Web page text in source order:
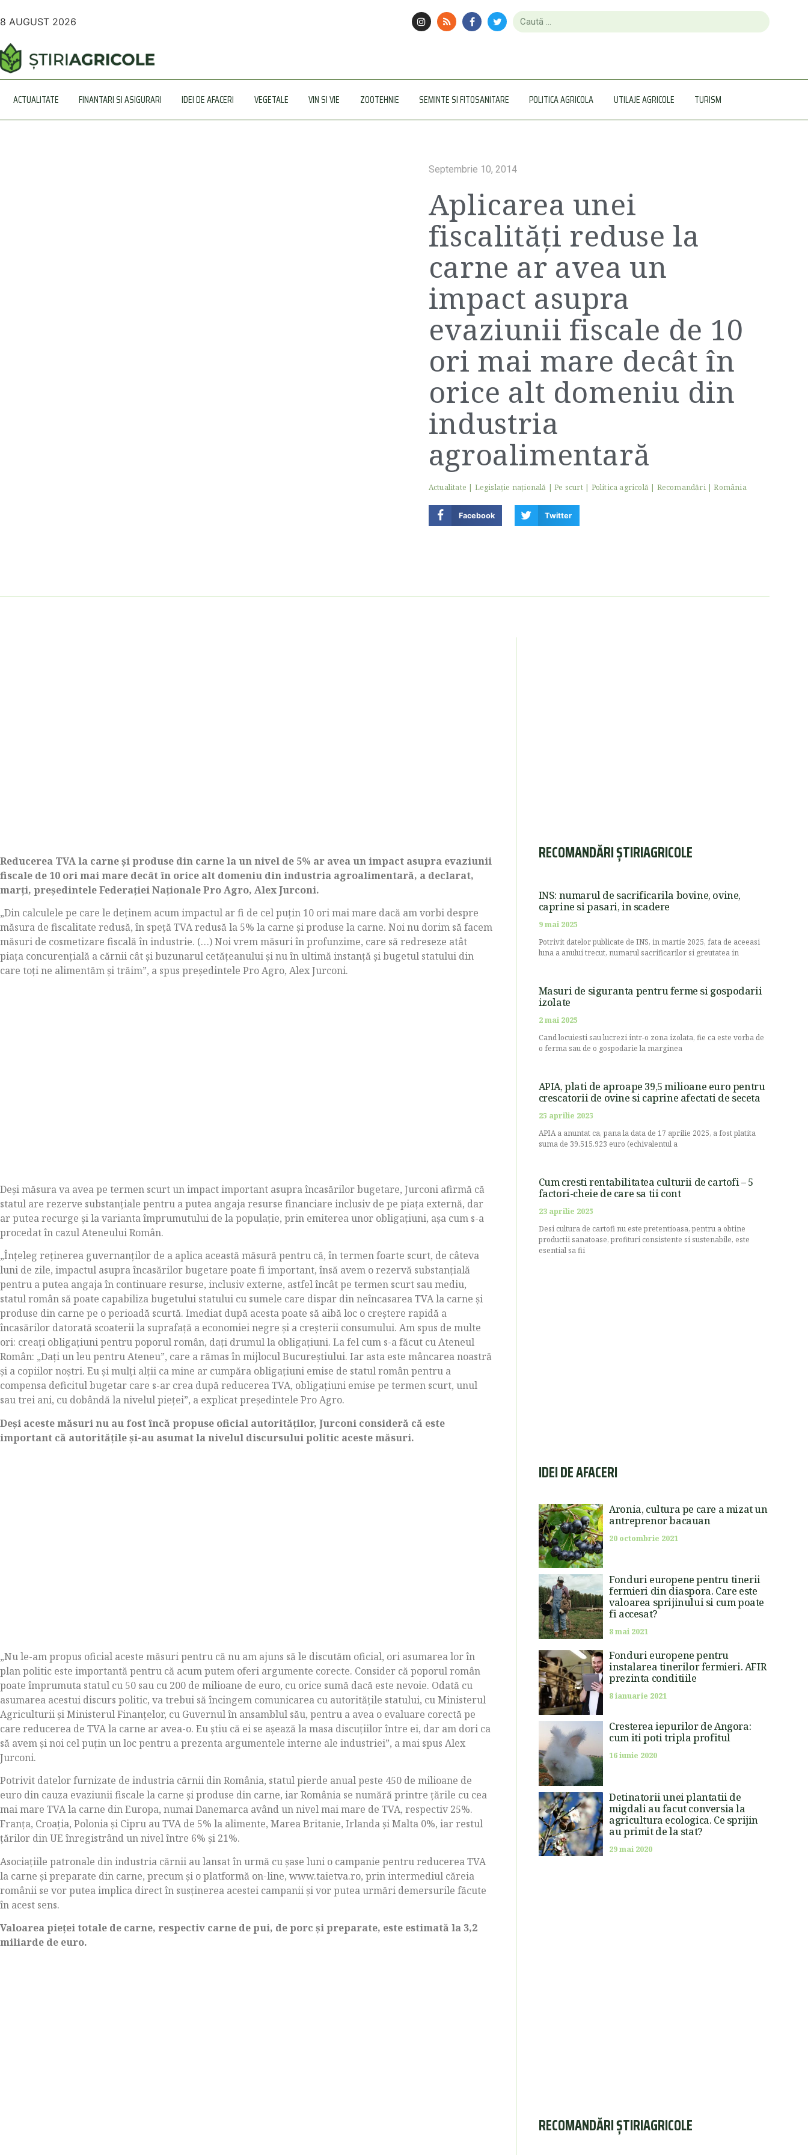
8 AUGUST 2026
ACTUALITATE FINANTARI SI ASIGURARI IDEI DE AFACERI VEGETALE VIN SI VIE ZOOTEHNIE SEMINTE SI FITOSANITARE POLITICA AGRICOLA UTILAJE AGRICOLE TURISM
Septembrie 10, 2014
Aplicarea unei
fiscalități reduse la
carne ar avea un
impact asupra
evaziunii fiscale de 10
ori mai mare decât în
orice alt domeniu din
industria
agroalimentară
Actualitate | Legislaţie naţională |Pe scurt| Politica agricolă | Recomandări|România
Facebook Twitter
Reducerea TVA la carne și produse din carne la un nivel de 5% ar avea un impact asupra evaziunii
fiscale de 10 ori mai mare decât în orice alt domeniu din industria agroalimentară, a declarat,
marți, președintele Federației Naționale Pro Agro, Alex Jurconi.
„Din calculele pe care le deținem acum impactul ar fi de cel puțin 10 ori mai mare dacă am vorbi despre
măsura de fiscalitate redusă, în speță TVA redusă la 5% la carne și produse la carne. Noi nu dorim să facem
măsuri de cosmetizare fiscală în industrie. (…) Noi vrem măsuri în profunzime, care să redreseze atât
piața concurențială a cărnii cât și buzunarul cetățeanului și nu în ultimă instanță și bugetul statului din
care toți ne alimentăm și trăim”, a spus președintele Pro Agro, Alex Jurconi.
Deși măsura va avea pe termen scurt un impact important asupra încasărilor bugetare, Jurconi afirmă că
statul are rezerve substanțiale pentru a putea angaja resurse financiare inclusiv de pe piața externă, dar
ar putea recurge și la varianta împrumutului de la populație, prin emiterea unor obligațiuni, așa cum s-a
procedat în cazul Ateneului Român.
„Înțeleg reținerea guvernanților de a aplica această măsură pentru că, în termen foarte scurt, de câteva
luni de zile, impactul asupra încasărilor bugetare poate fi important, însă avem o rezervă substanțială
pentru a putea angaja în continuare resurse, inclusiv externe, astfel încât pe termen scurt sau mediu,
statul român să poate capabiliza bugetului statului cu sumele care dispar din neîncasarea TVA la carne și
produse din carne pe o perioadă scurtă. Imediat după acesta poate să aibă loc o creștere rapidă a
încasărilor datorată scoaterii la suprafață a economiei negre și a creșterii consumului. Am spus de multe
ori: creați obligațiuni pentru poporul român, dați drumul la obligațiuni. La fel cum s-a făcut cu Ateneul
Român: „Dați un leu pentru Ateneu”, care a rămas în mijlocul Bucureștiului. Iar asta este mâncarea noastră
și a copiilor noștri. Eu și mulți alții ca mine ar cumpăra obligațiuni emise de statul român pentru a
compensa deficitul bugetar care s-ar crea după reducerea TVA, obligațiuni emise pe termen scurt, unul
sau trei ani, cu dobândă la nivelul pieței”, a explicat președintele Pro Agro.
Deși aceste măsuri nu au fost încă propuse oficial autorităților, Jurconi consideră că este
important că autoritățile și-au asumat la nivelul discursului politic aceste măsuri.
„Nu le-am propus oficial aceste măsuri pentru că nu am ajuns să le discutăm oficial, ori asumarea lor în
plan politic este importantă pentru că acum putem oferi argumente corecte. Consider că poporul român
poate împrumuta statul cu 50 sau cu 200 de milioane de euro, cu orice sumă dacă este nevoie. Odată cu
asumarea acestui discurs politic, va trebui să încingem comunicarea cu autoritățile statului, cu Ministerul
Agriculturii și Ministerul Finanțelor, cu Guvernul în ansamblul său, pentru a avea o evaluare corectă pe
care reducerea de TVA la carne ar avea-o. Eu știu că ei se așează la masa discuțiilor între ei, dar am dori ca
să avem și noi cel puțin un loc pentru a prezenta argumentele interne ale industriei”, a mai spus Alex
Jurconi.
Potrivit datelor furnizate de industria cărnii din România, statul pierde anual peste 450 de milioane de
euro din cauza evaziunii fiscale la carne și produse din carne, iar România se numără printre țările cu cea
mai mare TVA la carne din Europa, numai Danemarca având un nivel mai mare de TVA, respectiv 25%.
Franța, Croația, Polonia și Cipru au TVA de 5% la alimente, Marea Britanie, Irlanda și Malta 0%, iar restul
țărilor din UE înregistrând un nivel între 6% și 21%.
Asociațiile patronale din industria cărnii au lansat în urmă cu șase luni o campanie pentru reducerea TVA
la carne și preparate din carne, precum și o platformă on-line, www.taietva.ro, prin intermediul căreia
românii se vor putea implica direct în susținerea acestei campanii și vor putea urmări demersurile făcute
în acest sens.
Valoarea pieței totale de carne, respectiv carne de pui, de porc și preparate, este estimată la 3,2
miliarde de euro.
RECOMANDĂRI ȘTIRIAGRICOLE
INS: numarul de sacrificarila bovine, ovine,
caprine si pasari, in scadere
9 mai 2025
Potrivit datelor publicate de INS, in martie 2025, fata de aceeasi
luna a anului trecut, numarul sacrificarilor si greutatea in
Masuri de siguranta pentru ferme si gospodarii
izolate
2 mai 2025
Cand locuiesti sau lucrezi intr-o zona izolata, fie ca este vorba de
o ferma sau de o gospodarie la marginea
APIA, plati de aproape 39,5 milioane euro pentru
crescatorii de ovine si caprine afectati de seceta
25 aprilie 2025
APIA a anuntat ca, pana la data de 17 aprilie 2025, a fost platita
suma de 39.515.923 euro (echivalentul a
Cum cresti rentabilitatea culturii de cartofi – 5
factori-cheie de care sa tii cont
23 aprilie 2025
Desi cultura de cartofi nu este pretentioasa, pentru a obtine
productii sanatoase, profituri consistente si sustenabile, este
esential sa fii
IDEI DE AFACERI
Aronia, cultura pe care a mizat un
antreprenor bacauan
20 octombrie 2021
Fonduri europene pentru tinerii
fermieri din diaspora. Care este
valoarea sprijinului si cum poate
fi accesat?
8 mai 2021
Fonduri europene pentru
instalarea tinerilor fermieri. AFIR
prezinta conditiile
8 ianuarie 2021
Cresterea iepurilor de Angora:
cum iti poti tripla profitul
16 iunie 2020
Detinatorii unei plantatii de
migdali au facut conversia la
agricultura ecologica. Ce sprijin
au primit de la stat?
29 mai 2020
RECOMANDĂRI ȘTIRIAGRICOLE